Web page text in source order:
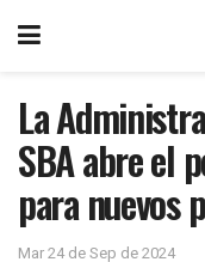
La
SBA abre el
para nuevos
Mar 24 de Sep de 2024